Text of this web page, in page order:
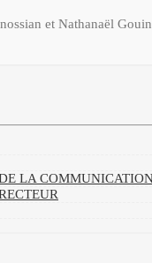
et Nathanaël
LA